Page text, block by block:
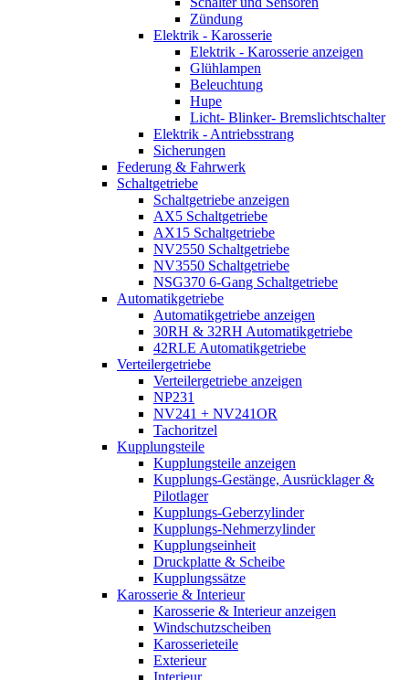
Zündung
Elektrik - Karosserie
Elektrik - Karosserie anzeigen
Glühlampen
Beleuchtung
Hupe
Licht- Blinker- Bremslichtschalter
Elektrik - Antriebsstrang
Sicherungen
Federung & Fahrwerk
Schaltgetriebe
Schaltgetriebe anzeigen
AX5 Schaltgetriebe
AX15 Schaltgetriebe
NV2550 Schaltgetriebe
NV3550 Schaltgetriebe
NSG370 6-Gang Schaltgetriebe
Automatikgetriebe
Automatikgetriebe anzeigen
30RH & 32RH Automatikgetriebe
42RLE Automatikgetriebe
Verteilergetriebe
Verteilergetriebe anzeigen
NP231
NV241 + NV241OR
Tachoritzel
Kupplungsteile
Kupplungsteile anzeigen
Kupplungs-Gestänge, Ausrücklager &
Pilotlager
Kupplungs-Geberzylinder
Kupplungs-Nehmerzylinder
Kupplungseinheit
Druckplatte & Scheibe
Kupplungssätze
Karosserie & Interieur
Karosserie & Interieur anzeigen
Windschutzscheiben
Karosserieteile
Exterieur
Interieur